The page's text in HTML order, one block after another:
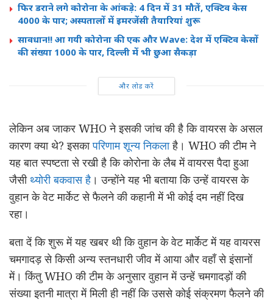
फिर डराने लगे कोरोना के आंकड़े: 4 दिन में 31 मौतें, एक्टिव केस
4000 के पार; अस्पतालों में इमरजेंसी तैयारियां शुरू
सावधान!! आ गयी कोरोना की एक और Wave: देश में एक्टिव केसों
की संख्या 1000 के पार, दिल्ली में भी छुआ सैकड़ा
और लोड करें
लेकिन अब जाकर WHO ने इसकी जांच की है कि वायरस के असल
कारण क्या थे? इसकापरिणाम शून्य निकलाहै। WHO की टीम ने
यह बात स्पष्टता से रखी है कि कोरोना के लैब में वायरस पैदा हुआ
जैसीथ्योरी बकवास है । उन्होंने यह भी बताया कि उन्हें वायरस के
वुहान के वेट मार्केट से फैलने की कहानी में भी कोई दम नहीं दिख
रहा।
बता दें कि शुरू में यह खबर थी कि वुहान के वेट मार्केट में यह वायरस
चमगादड़ से किसी अन्य स्तनधारी जीव में आया और वहाँ से इंसानों
में। किंतु WHO की टीम के अनुसार वुहान में उन्हें चमगादड़ों की
संख्या इतनी मात्रा में मिली ही नहीं कि उससे कोई संक्रमण फैलने की